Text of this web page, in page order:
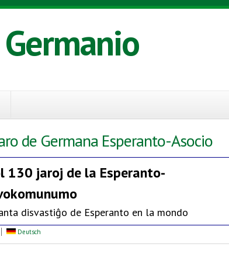
de Germana Esperanto-Asocio
130 jaroj de la Esperanto-
disvastiĝo de Esperanto en la mondo
about Deklaro de Germana Esperanto-Asocio
Deutsch